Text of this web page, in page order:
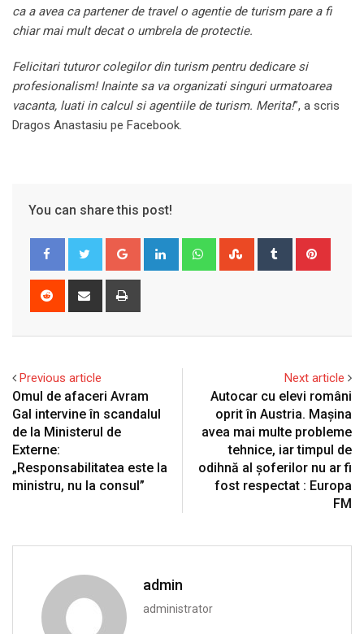
ca a avea ca partener de travel o agentie de turism pare a fi
chiar mai mult decat o umbrela de protectie.
Felicitari tuturor colegilor din turism pentru dedicare si
profesionalism! Inainte sa va organizati singuri urmatoarea
vacanta, luati in calcul si agentiile de turism. Merita!”, a scris
Dragos Anastasiu pe Facebook.
You can share this post!
Google+ LinkedIn WhatsappStumbleUpon
Tumblr
Reddit
Share
Previous article
Omul de afaceri Avram
Gal intervine în scandalul
de la Ministerul de
Externe:
„Responsabilitatea este la
ministru, nu la consul”
Next article
Autocar cu elevi români
oprit în Austria. Mașina
avea mai multe probleme
tehnice, iar timpul de
odihnă al șoferilor nu ar fi
fost respectat : Europa
FM
admin
administrator